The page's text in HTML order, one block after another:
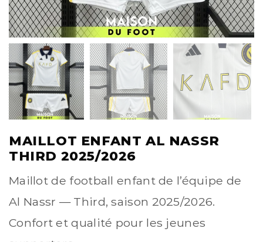
MAILLOT ENFANT AL NASSR
THIRD 2025/2026
Maillot de football enfant de l’équipe de
Al Nassr — Third, saison 2025/2026.
Confort et qualité pour les jeunes